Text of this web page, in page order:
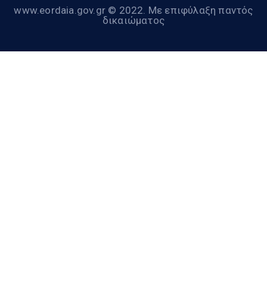
www.eordaia.gov.gr © 2022. Με επιφύλαξη παντός
δικαιώματος